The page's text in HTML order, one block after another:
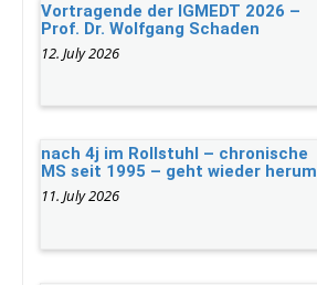
Vortragende der IGMEDT 2026 –
Prof. Dr. Wolfgang Schaden
12. July 2026
nach 4j im Rollstuhl – chronische
MS seit 1995 – geht wieder herum
11. July 2026